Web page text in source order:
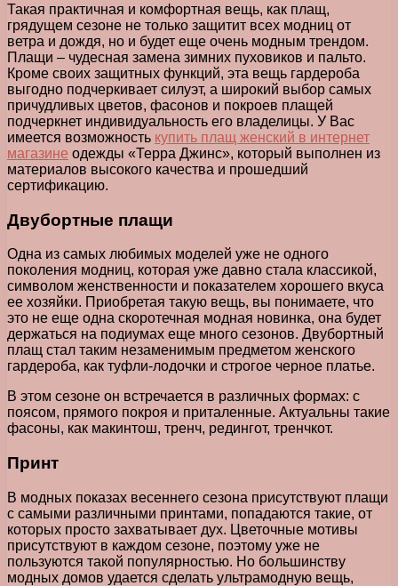
Такая практичная и комфортная вещь, как плащ,
грядущем сезоне не только защитит всех модниц от
ветра и дождя, но и будет еще очень модным трендом.
Плащи – чудесная замена зимних пуховиков и пальто.
Кроме своих защитных функций, эта вещь гардероба
выгодно подчеркивает силуэт, а широкий выбор самых
причудливых цветов, фасонов и покроев плащей
подчеркнет индивидуальность его владелицы. У Вас
имеется возможность купить плащ женский в интернет
магазине одежды «Терра Джинс», который выполнен из
материалов высокого качества и прошедший
сертификацию.
Двубортные плащи
Одна из самых любимых моделей уже не одного
поколения модниц, которая уже давно стала классикой,
символом женственности и показателем хорошего вкуса
ее хозяйки. Приобретая такую вещь, вы понимаете, что
это не еще одна скоротечная модная новинка, она будет
держаться на подиумах еще много сезонов. Двубортный
плащ стал таким незаменимым предметом женского
гардероба, как туфли-лодочки и строгое черное платье.
В этом сезоне он встречается в различных формах: с
поясом, прямого покроя и приталенные. Актуальны такие
фасоны, как макинтош, тренч, редингот, тренчкот.
Принт
В модных показах весеннего сезона присутствуют плащи
с самыми различными принтами, попадаются такие, от
которых просто захватывает дух. Цветочные мотивы
присутствуют в каждом сезоне, поэтому уже не
пользуются такой популярностью. Но большинству
модных домов удается сделать ультрамодную вещь,